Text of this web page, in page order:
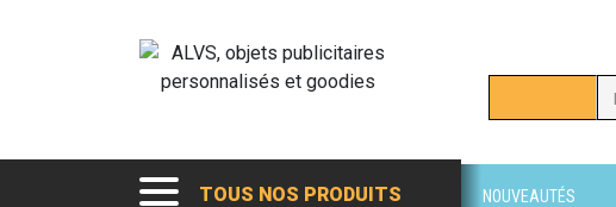
TOUS NOS PRODUITS NOUVEAUTÉS